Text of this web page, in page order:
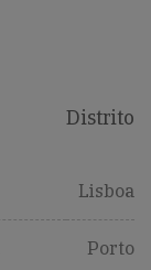
Distrito
Lisboa
Porto